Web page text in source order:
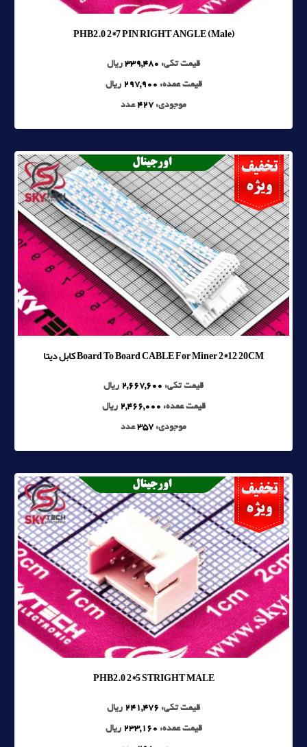
PHB2.0 2*7 PIN RIGHT ANGLE (Male)
قیمت تکی: 339,480 ریال
قیمت عمده: 297,900 ریال
موجودی: 427 عدد
Board To Board CABLE For Miner 2*12 20CM کابل ديتا
قیمت تکی: 2,667,600 ریال
قیمت عمده: 2,466,000 ریال
موجودی: 357عدد
PHB2.0 2*5 STRIGHT MALE
قیمت تکی: 241,476 ریال
قیمت عمده: 233,160 ریال